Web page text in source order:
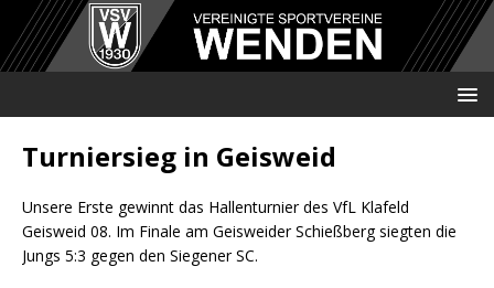
Turniersieg in Geisweid
Unsere Erste gewinnt das Hallenturnier des VfL Klafeld
Geisweid 08. Im Finale am Geisweider Schießberg siegten die
Jungs 5:3 gegen den Siegener SC.